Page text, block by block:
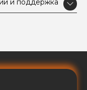
и поддержка